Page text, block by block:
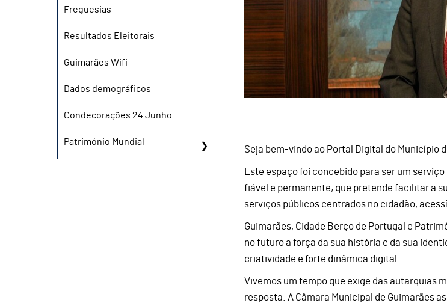
Freguesias
Resultados Eleitorais
Guimarães Wifi
Dados demográficos
Condecorações 24 Junho
Património Mundial
Seja bem-vindo ao Portal Digital do Município
Este espaço foi concebido para ser um
fiável e permanente, que pretende facilitar a
serviços públicos centrados no cidadão,
Guimarães, Cidade Berço de Portugal e
no futuro a força da sua história e da sua
criatividade e forte dinâmica digital.
Vivemos um tempo que exige das autarquias
resposta. A Câmara Municipal de Guimarães